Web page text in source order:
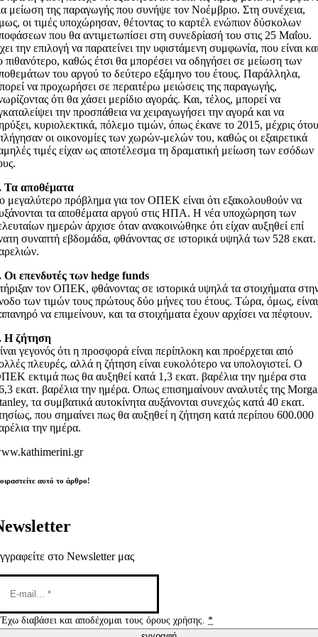
μείωση της παραγωγής που συνήψε τον Νοέμβριο. Στη συνέχεια,
οι τιμές υποχώρησαν, θέτοντας το καρτέλ ενώπιον δύσκολων
που θα αντιμετωπίσει στη συνεδρίασή του στις 25 Μαΐου.
την επιλογή να παρατείνει την υφιστάμενη συμφωνία, που είναι
πιθανότερο, καθώς έτσι θα μπορέσει να οδηγήσει σε μείωση των
του αργού το δεύτερο εξάμηνο του έτους. Παράλληλα,
να προχωρήσει σε περαιτέρω μειώσεις της παραγωγής,
ότι θα χάσει μερίδιο αγοράς. Και, τέλος, μπορεί να
την προσπάθεια να χειραγωγήσει την αγορά και να
κυριολεκτικά, πόλεμο τιμών, όπως έκανε το 2015, μέχρις
οι οικονομίες των χωρών-μελών του, καθώς οι εξαιρετικά
τιμές είχαν ως αποτέλεσμα τη δραματική μείωση των εσόδων
Τα αποθέματα
μεγαλύτερο πρόβλημα για τον ΟΠΕΚ είναι ότι εξακολουθούν να
τα αποθέματα αργού στις ΗΠΑ. Η νέα υποχώρηση των
ημερών άρχισε όταν ανακοινώθηκε ότι είχαν αυξηθεί επί
συναπτή εβδομάδα, φθάνοντας σε ιστορικά υψηλά των 528 εκατ.
Οι επενδυτές των hedge funds
τον ΟΠΕΚ, φθάνοντας σε ιστορικά υψηλά τα στοιχήματα
των τιμών τους πρώτους δύο μήνες του έτους. Τώρα, όμως, είναι
να επιμείνουν, και τα στοιχήματα έχουν αρχίσει να πέφτουν.
Η ζήτηση
γεγονός ότι η προσφορά είναι περίπλοκη και προέρχεται από
πλευρές, αλλά η ζήτηση είναι ευκολότερο να υπολογιστεί. Ο
εκτιμά πως θα αυξηθεί κατά 1,3 εκατ. βαρέλια την ημέρα στα
εκατ. βαρέλια την ημέρα. Οπως επισημαίνουν αναλυτές της
τα συμβατικά αυτοκίνητα αυξάνονται συνεχώς κατά 40 εκατ.
που σημαίνει πως θα αυξηθεί η ζήτηση κατά περίπου 600.000
την ημέρα.
αυτό το άρθρο!
στο Newsletter μας
Έχω διαβάσει και αποδέχομαι τους όρους χρήσης.*